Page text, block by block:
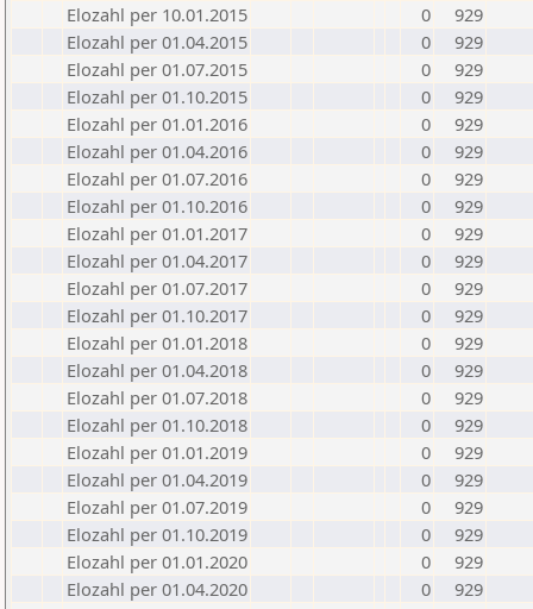
Elozahl per 10.01.2015
0
929
Elozahl per 01.04.2015
0
929
Elozahl per 01.07.2015
0
929
Elozahl per 01.10.2015
0
929
Elozahl per 01.01.2016
0
929
Elozahl per 01.04.2016
0
929
Elozahl per 01.07.2016
0
929
Elozahl per 01.10.2016
0
929
Elozahl per 01.01.2017
0
929
Elozahl per 01.04.2017
0
929
Elozahl per 01.07.2017
0
929
Elozahl per 01.10.2017
0
929
Elozahl per 01.01.2018
0
929
Elozahl per 01.04.2018
0
929
Elozahl per 01.07.2018
0
929
Elozahl per 01.10.2018
0
929
Elozahl per 01.01.2019
0
929
Elozahl per 01.04.2019
0
929
Elozahl per 01.07.2019
0
929
Elozahl per 01.10.2019
0
929
Elozahl per 01.01.2020
0
929
Elozahl per 01.04.2020
0
929